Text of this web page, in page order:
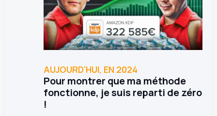
AUJOURD'HUI, EN 2024
Pour montrer que ma méthode
fonctionne, je suis reparti de zéro
!